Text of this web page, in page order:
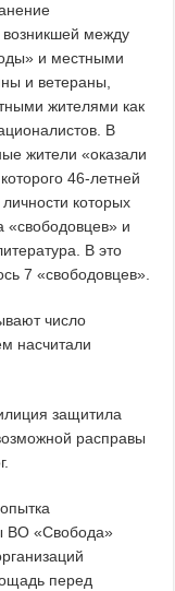
возникшей между
и местными
и ветераны,
жителями как
В
жители «оказали
46-летней
которых
«свободовцев» и
В это
7 «свободовцев».
число
насчитали
защитила
расправы
ВО «Свобода»
перед